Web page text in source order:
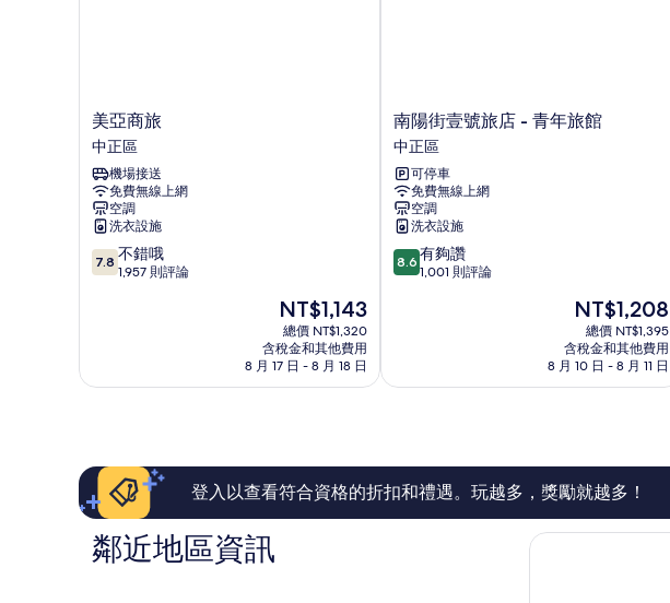
片
詳
情
有
房
的
美
亞
商
旅
中
正
區
美亞商旅
中正區
機場接送
免費無線上網
空調
洗衣設施
7.8
分，
錯
評
7.8 不錯哦
1,957 則評論
現
在
價
格
為
NT$1,143
總價 NT$1,320
含稅金和其他費用
8 月 17 日 - 8 月 18 日
南
陽
街
壹
號
旅
店
-
青
區
南陽街壹號旅店 - 青年旅館
中正區
可停車
免費無線上網
空調
洗衣設施
8.6
分，
夠
評
論
8.6 有夠讚
1,001 則評論
現
在
價
格
為
NT$1,208
總價 NT$1,395
含稅金和其他費用
8 月 10 日 - 8 月 11 日
登入以查看符合資格的折扣和禮遇。玩越多，獎勵就越多！
鄰近地區資訊